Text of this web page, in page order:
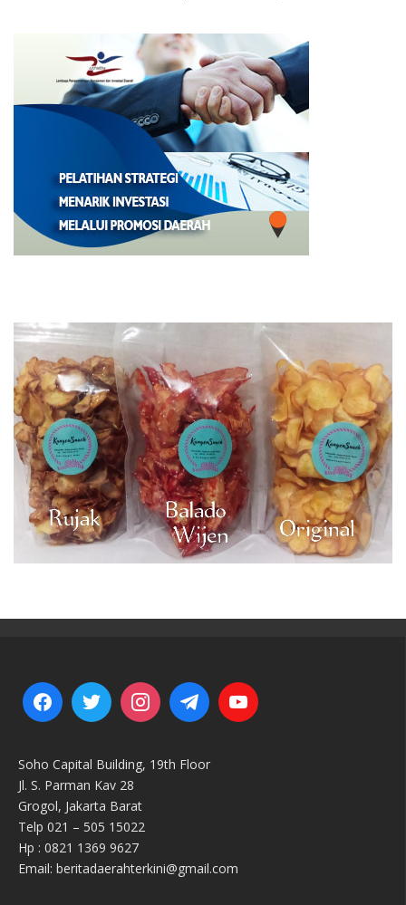
Soho Capital Building, 19th Floor
Jl. S. Parman Kav 28
Grogol, Jakarta Barat
Telp 021 – 505 15022
Hp : 0821 1369 9627
Email: beritadaerahterkini@gmail.com